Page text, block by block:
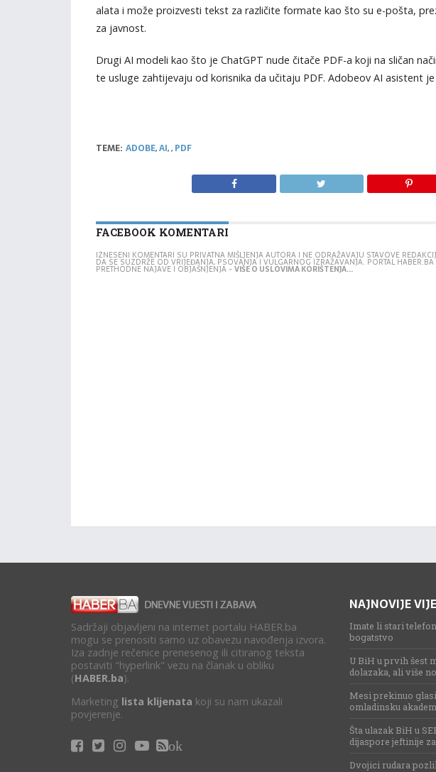
alata i može proizvesti tekst za različite formate kao što su e-pošta,
za javnost.
Drugi AI modeli kao što je ChatGPT nude čitače PDF-a koji na sličan
te usluge zahtijevaju od korisnika da učitaju PDF. Adobeov AI asistent
TEME: ADOBE,AI,, PDF
FACEBOOK KOMENTARI
IZNESENI KOMENTARI SU PRIVATNA MIŠLJENJA AUTORA I NE ODRAŽAVAJU STAVOVE
DA SE SUZDRŽE OD VRIJEĐANJA, PSOVANJA I VULGARNOG IZRAŽAVANJA. PORTAL
PRETHODNE NAJAVE I OBJAŠNJENJA -VIŠE O USLOVIMA KORIŠTENJA...
Sadržaji objavljeni na internet portalu HABER.ba
mogu se prenositi samo uz obavezu navođenja izvora.
Iza zadnje rečenice prenesenog ili citiranog teksta
postaviti "hyperlink" vezu na članak u obliku
(HABER.ba).
Marketing lista klijenata koji su nam ukazali
povjerenje.
ok
NAJNOVIJE
Imate li stari
bogatstvo
U BiH u prvih šest
dolazaka, ali više
Mesi prekinuo
omladinsku
Šta ulazak BiH u
dijaspore jeftinije
Dvojici rudara